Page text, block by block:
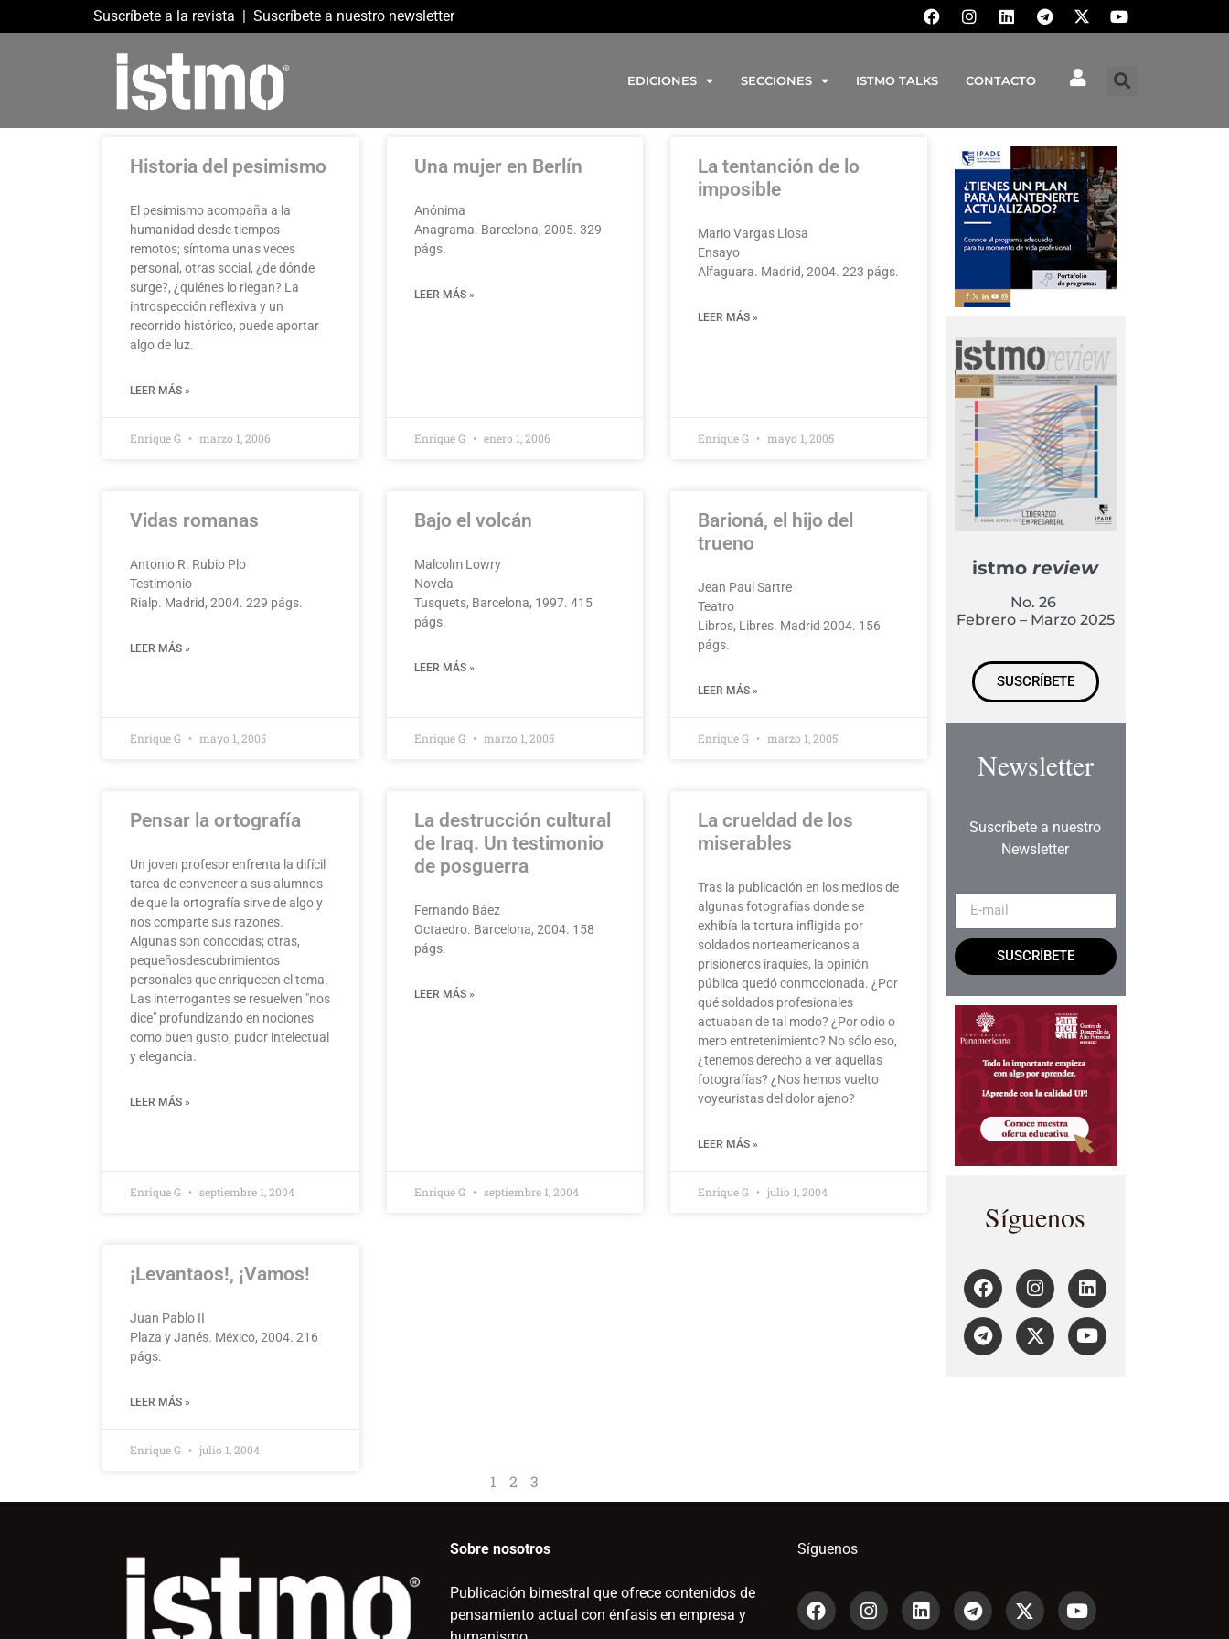
Suscríbete a la revista | Suscríbete a nuestro newsletter
EDICIONES SECCIONES ISTMO TALKS CONTACTO
Historia del pesimismo
El pesimismo acompaña a la
humanidad desde tiempos
remotos; síntoma unas veces
personal, otras social, ¿de dónde
surge?, ¿quiénes lo riegan? La
introspección reflexiva y un
recorrido histórico, puede aportar
algo de luz.
LEER MÁS »
Enrique G marzo 1, 2006
Una mujer en Berlín
Anónima
Anagrama. Barcelona, 2005. 329
págs.
LEER MÁS »
Enrique G enero 1, 2006
La tentanción de lo
imposible
Mario Vargas Llosa
Ensayo
Alfaguara. Madrid, 2004. 223 págs.
LEER MÁS »
Enrique G mayo 1, 2005
Vidas romanas
Antonio R. Rubio Plo
Testimonio
Rialp. Madrid, 2004. 229 págs.
LEER MÁS »
Enrique G mayo 1, 2005
Bajo el volcán
Malcolm Lowry
Novela
Tusquets, Barcelona, 1997. 415
págs.
LEER MÁS »
Enrique G marzo 1, 2005
Barioná, el hijo del
trueno
Jean Paul Sartre
Teatro
Libros, Libres. Madrid 2004. 156
págs.
LEER MÁS »
Enrique G marzo 1, 2005
Pensar la ortografía
Un joven profesor enfrenta la difícil
tarea de convencer a sus alumnos
de que la ortografía sirve de algo y
nos comparte sus razones.
Algunas son conocidas; otras,
pequeñosdescubrimientos
personales que enriquecen el tema.
Las interrogantes se resuelven "nos
dice" profundizando en nociones
como buen gusto, pudor intelectual
y elegancia.
LEER MÁS »
Enrique G septiembre 1, 2004
La destrucción cultural
de Iraq. Un testimonio
de posguerra
Fernando Báez
Octaedro. Barcelona, 2004. 158
págs.
LEER MÁS »
Enrique G septiembre 1, 2004
La crueldad de los
miserables
Tras la publicación en los medios de
algunas fotografías donde se
exhibía la tortura infligida por
soldados norteamericanos a
prisioneros iraquíes, la opinión
pública quedó conmocionada. ¿Por
qué soldados profesionales
actuaban de tal modo? ¿Por odio o
mero entretenimiento? No sólo eso,
¿tenemos derecho a ver aquellas
fotografías? ¿Nos hemos vuelto
voyeuristas del dolor ajeno?
LEER MÁS »
Enrique G julio 1, 2004
¡Levantaos!, ¡Vamos!
Juan Pablo II
Plaza y Janés. México, 2004. 216
págs.
LEER MÁS »
Enrique G julio 1, 2004
1 2 3
istmoreview
No. 26
Febrero – Marzo 2025
SUSCRÍBETE
Newsletter
Suscríbete a nuestro
Newsletter
SUSCRÍBETE
Síguenos
Sobre nosotros
Publicación bimestral que ofrece contenidos de
pensamiento actual con énfasis en empresa y
Síguenos